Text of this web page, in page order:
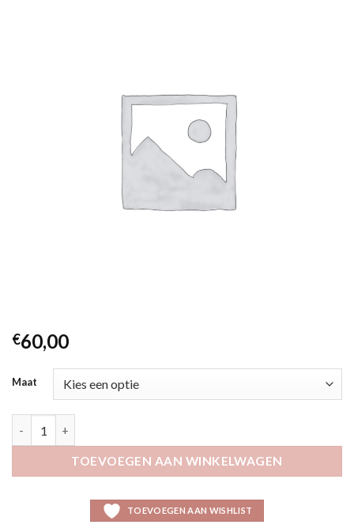
€60,00
Maat
TOEVOEGEN AAN WINKELWAGEN
TOEVOEGEN AAN WISHLIST